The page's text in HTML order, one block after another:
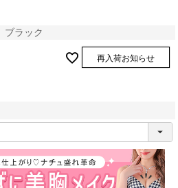
ブラック
再入荷お知らせ